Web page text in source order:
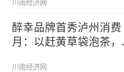
川南经济网
醉幸品牌首秀泸州消费
月：以赶黄草袋泡茶，
川南经济网